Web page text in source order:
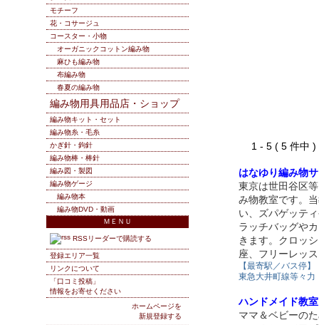
1 - 5 ( 5 件
はなゆり編み物
東京は世田谷区
み物教室です。
い、ズパゲッテ
ラッチバッグや
きます。クロッ
座、フリーレッ
【最寄駅／バス停】
東急大井町線等々力
ハンドメイド教
ママ＆ベビーの
モチーフ
花・コサージュ
コースター・小物
オーガニックコットン編み物
麻ひも編み物
布編み物
春夏の編み物
編み物用具用品店・ショップ
編み物キット・セット
編み物糸・毛糸
かぎ針・鉤針
編み物棒・棒針
編み図・製図
編み物ゲージ
編み物本
編み物DVD・動画
ＭＥＮＵ
RSSリーダーで購読する
登録エリア一覧
リンクについて
「口コミ投稿」
情報をお寄せください
ホームページを
新規登録する